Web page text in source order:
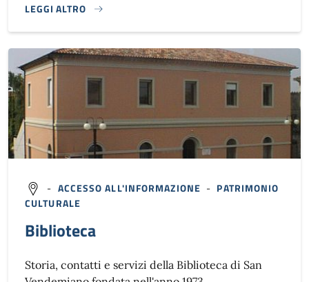
LEGGI ALTRO
}
- ACCESSO ALL'INFORMAZIONE - PATRIMONIO
CULTURALE
Biblioteca
Storia, contatti e servizi della Biblioteca di San